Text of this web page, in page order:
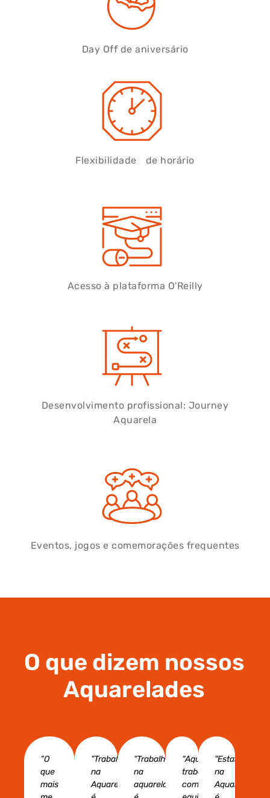
Day Off de aniversário
Flexibilidade de horário
Acesso à plataforma O'Reilly
Desenvolvimento profissional: Journey
Aquarela
Eventos, jogos e comemorações frequentes
O que dizem nossos
Aquarelades
“O
que
mais
"Trabalhar
na
Aquarela
"Trabalhar
na
aquarela
“Aqui
trabalhamos
com
"Estar
na
Aquarela